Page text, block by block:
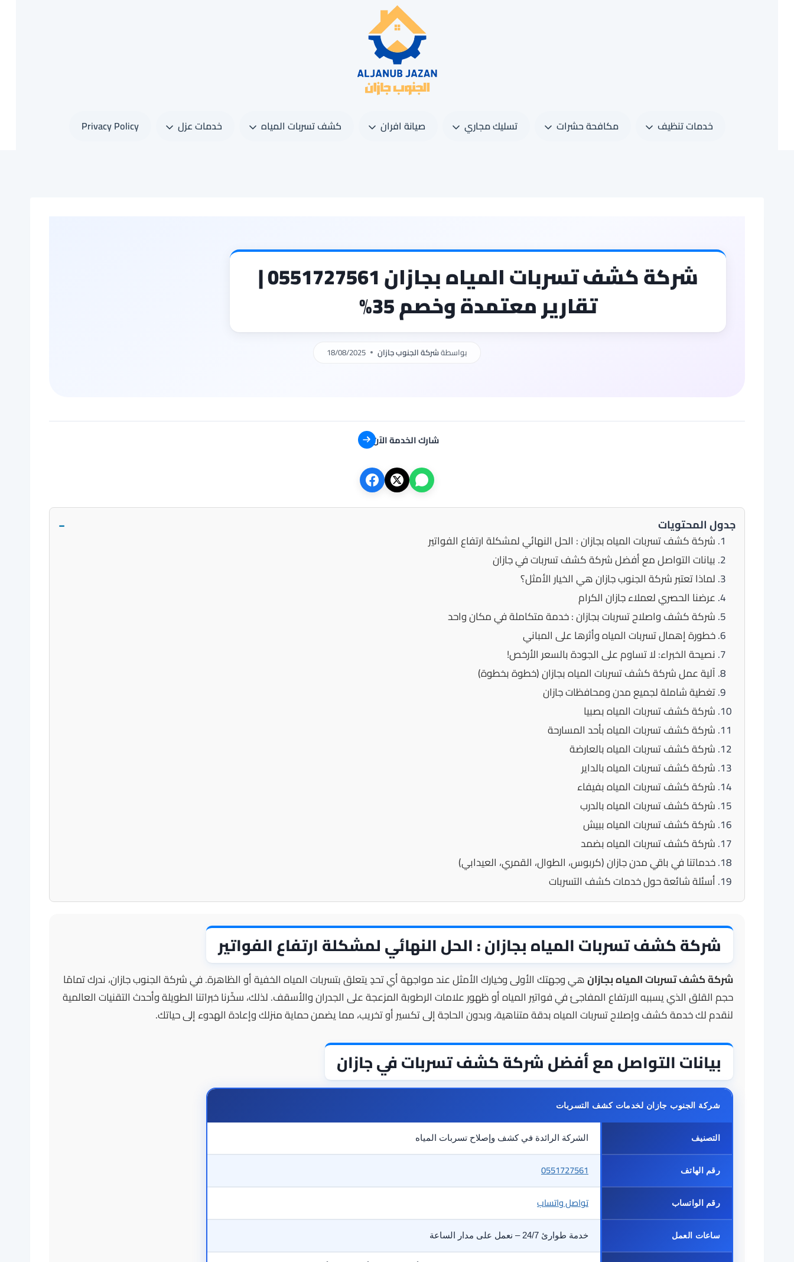
خدمات تنظيف مكافحة حشرات تسليك مجاري صيانة افران كشف تسربات المياه خدمات عزل Privacy Policy
شركة كشف تسربات المياه بجازان 0551727561 |
تقارير معتمدة وخصم 35%
بواسطةشركة الجنوب جازان 18/08/2025
شارك الخدمة الآن
جدول المحتويات −
شركة كشف تسربات المياه بجازان : الحل النهائي لمشكلة ارتفاع الفواتير
بيانات التواصل مع أفضل شركة كشف تسربات في جازان
لماذا تعتبر شركة الجنوب جازان هي الخيار الأمثل؟
عرضنا الحصري لعملاء جازان الكرام
شركة كشف واصلاح تسربات بجازان : خدمة متكاملة في مكان واحد
خطورة إهمال تسربات المياه وأثرها على المباني
نصيحة الخبراء: لا تساوم على الجودة بالسعر الأرخص!
آلية عمل شركة كشف تسربات المياه بجازان (خطوة بخطوة)
تغطية شاملة لجميع مدن ومحافظات جازان
شركة كشف تسربات المياه بصبيا
شركة كشف تسربات المياه بأحد المسارحة
شركة كشف تسربات المياه بالعارضة
شركة كشف تسربات المياه بالداير
شركة كشف تسربات المياه بفيفاء
شركة كشف تسربات المياه بالدرب
شركة كشف تسربات المياه ببيش
شركة كشف تسربات المياه بضمد
خدماتنا في باقي مدن جازان (كربوس، الطوال، القمري، العيدابي)
أسئلة شائعة حول خدمات كشف التسربات
شركة كشف تسربات المياه بجازان : الحل النهائي لمشكلة ارتفاع الفواتير
شركة كشف تسربات المياه بجازانهي وجهتك الأولى وخيارك الأمثل عند مواجهة أي تحدٍ يتعلق بتسربات المياه الخفية أو الظاهرة. في شركة الجنوب جازان، ندرك تمامًا
حجم القلق الذي يسببه الارتفاع المفاجئ في فواتير المياه أو ظهور علامات الرطوبة المزعجة على الجدران والأسقف. لذلك، سخّرنا خبراتنا الطويلة وأحدث التقنيات العالمية
لنقدم لك خدمة كشف وإصلاح تسربات المياه بدقة متناهية، وبدون الحاجة إلى تكسير أو تخريب، مما يضمن حماية منزلك وإعادة الهدوء إلى حياتك.
بيانات التواصل مع أفضل شركة كشف تسربات في جازان
شركة الجنوب جازان لخدمات كشف التسربات
التصنيف الشركة الرائدة في كشف وإصلاح تسربات المياه
رقم الهاتف 0551727561
رقم الواتساب تواصل واتساب
ساعات العمل خدمة طوارئ 24/7 – نعمل على مدار الساعة